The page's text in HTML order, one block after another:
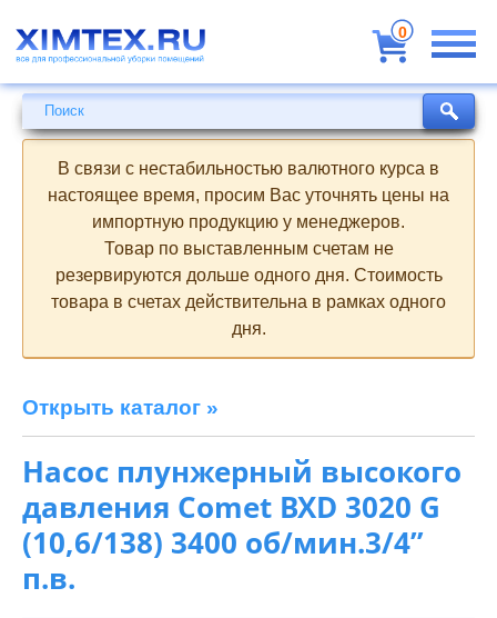
для
профессиональной
уборки
помещений
Поиск
В связи с нестабильностью валютного курса в
настоящее время, просим Вас уточнять цены на
импортную продукцию у менеджеров.
Товар по выставленным счетам не
резервируются дольше одного дня. Стоимость
товара в счетах действительна в рамках одного
дня.
Открыть каталог »
Насос плунжерный высокого
давления Comet BXD 3020 G
(10,6/138) 3400 об/мин.3/4”
п.в.
Поиск
0